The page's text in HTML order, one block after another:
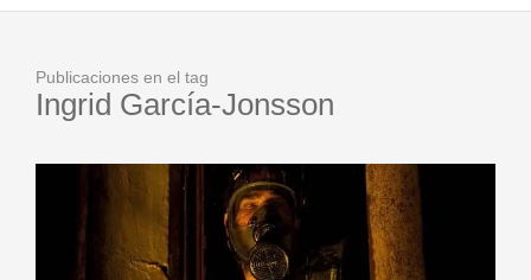
Publicaciones en el tag
Ingrid García-Jonsson